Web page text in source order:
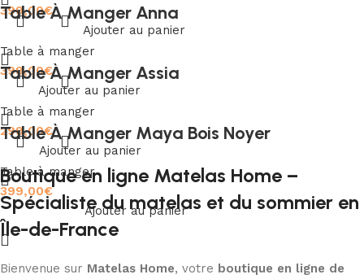
399,00€
Ajouter au panier
Table À Manger Anna
Table à manger
399,00€
Ajouter au panier
Table À Manger Assia
Table à manger
299,00€
Ajouter au panier
Table À Manger Maya Bois Noyer
Table à manger
399,00€
Ajouter au panier
Boutique en ligne Matelas Home –
Spécialiste du matelas et du sommier en
Île-de-France
Bienvenue sur Matelas Home, votre boutique en ligne de